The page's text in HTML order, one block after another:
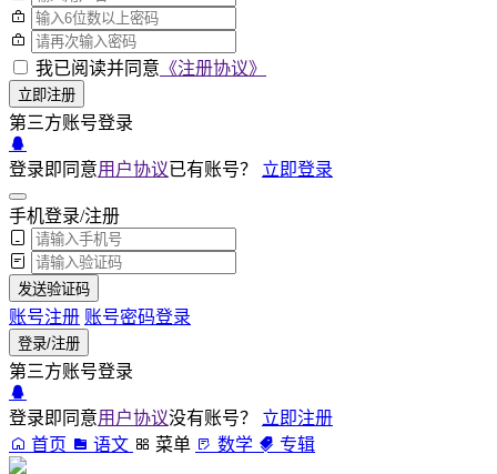
我已阅读并同意 《注册协议》
立即注册
第三方账号登录
登录即同意用户协议已有账号？ 立即登录
手机登录/注册
发送验证码
账号注册 账号密码登录
登录/注册
第三方账号登录
登录即同意用户协议没有账号？ 立即注册
首页
语文 菜单 数学 专辑